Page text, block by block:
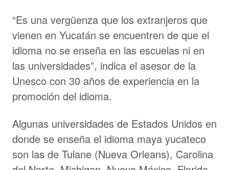
“Es una vergüenza que los extranjeros que
vienen en Yucatán se encuentren de que el
idioma no se enseña en las escuelas ni en
las universidades”, indica el asesor de la
Unesco con 30 años de experiencia en la
promoción del idioma.
Algunas universidades de Estados Unidos en
donde se enseña el idioma maya yucateco
son las de Tulane (Nueva Orleans), Carolina